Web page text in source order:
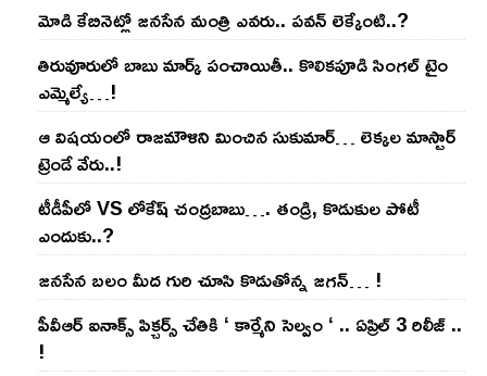
మోడి కేబినెట్లో జ‌నసేన మంత్రి ఎవ‌రు.. ప‌వ‌న్ లెక్కేంటి..?
తిరువూరులో బాబు మార్క్ పంచాయితీ.. కొలిక‌పూడి సింగ‌ల్ టైం
ఎమ్మెల్యే…!
ఆ విష‌యంలో రాజ‌మౌళిని మించిన సుకుమార్‌… లెక్క‌ల మాస్టార్
ట్రెండే వేరు..!
టీడీపీలో VS లోకేష్ చంద్ర‌బాబు…. తండ్రి, కొడుకుల పోటీ
ఎందుకు..?
జ‌న‌సేన బ‌లం మీద గురి చూసి కొడుతోన్న జ‌గ‌న్‌… !
పీవీఆర్ ఐనాక్స్ పిక్చర్స్ చేతికి ‘ కార్మేని సెల్వం ‘ .. ఏప్రిల్ 3 రిలీజ్ ..
!